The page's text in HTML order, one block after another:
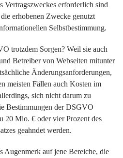
Vertragszweckes erforderlich sind
erhobenen Zwecke genutzt
Selbstbestimmung.
trotzdem Sorgen? Weil sie auch
Betreiber von Webseiten mitunter
Änderungsanforderungen,
meisten Fällen auch Kosten im
sich nicht darum zu
Bestimmungen der DSGVO
20 Mio. € oder vier Prozent des
geahndet werden.
Augenmerk auf jene Bereiche, die